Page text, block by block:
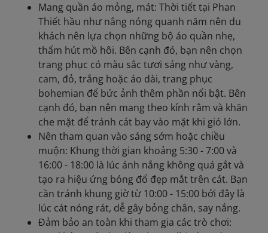
Mang quần áo mỏng, mát: Thời tiết tại Phan
Thiết hầu như nắng nóng quanh năm nên du
khách nên lựa chọn những bộ áo quần nhẹ,
thấm hút mồ hôi. Bên cạnh đó, bạn nên chọn
trang phục có màu sắc tươi sáng như vàng,
cam, đỏ, trắng hoặc áo dài, trang phục
bohemian để bức ảnh thêm phần nổi bật. Bên
cạnh đó, bạn nên mang theo kính râm và khăn
che mặt để tránh cát bay vào mặt khi gió lớn.
Nên tham quan vào sáng sớm hoặc chiều
muộn: Khung thời gian khoảng 5:30 - 7:00 và
16:00 - 18:00 là lúc ánh nắng không quá gắt và
tạo ra hiệu ứng bóng đổ đẹp mắt trên cát. Bạn
cần tránh khung giờ từ 10:00 - 15:00 bởi đây là
lúc cát nóng rát, dễ gây bỏng chân, say nắng.
Đảm bảo an toàn khi tham gia các trò chơi: